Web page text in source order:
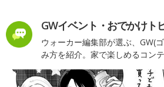
GWイベント・おでかけト
ウォーカー編集部が選ぶ、GW(
み方を紹介。家で楽しめるコン